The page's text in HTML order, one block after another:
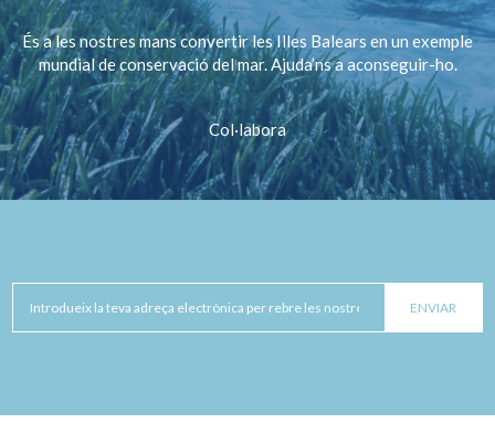
És a les nostres mans convertir les Illes Balears en un exemple
mundial de conservació del mar. Ajuda’ns a aconseguir-ho.
Col·labora